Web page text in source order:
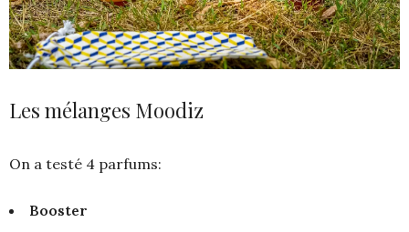
Les mélanges Moodiz
On a testé 4 parfums:
Booster